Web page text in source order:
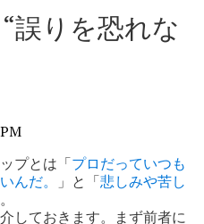
誤りを恐れな
プとは「プロだっていつも
んだ。
」と「悲しみや苦し
しておきます。まず前者に